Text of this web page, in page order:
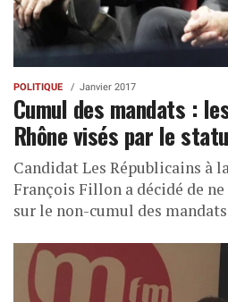
POLITIQUE Janvier 2017
Cumul des mandats :
Rhône visés par le
Candidat Les Républicains à
François Fillon a décidé de
sur le non-cumul des